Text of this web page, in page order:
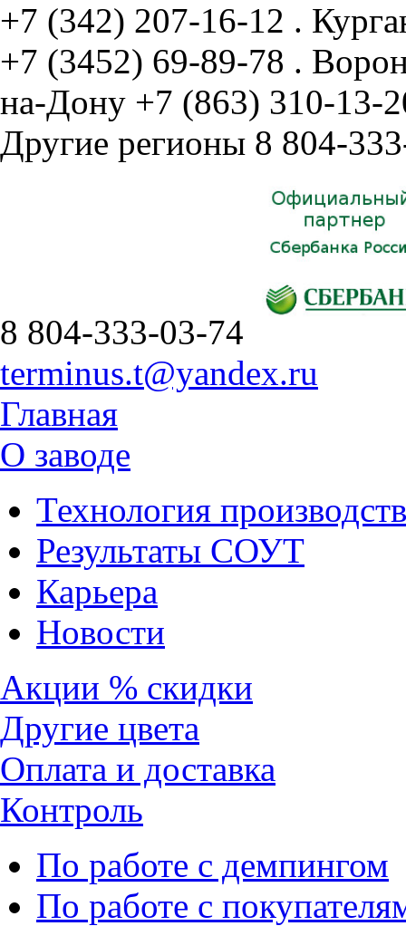
+7 (342) 207-16-12 .
+7 (3452) 69-89-78 .
на-Дону +7 (863) 310-13-
Другие регионы 8 804-
8 804-333-03-74
terminus.t@yandex.ru
Главная
О заводе
Технология
Результаты СОУТ
Карьера
Новости
Акции % скидки
Другие цвета
Оплата и доставка
Контроль
По работе с демпингом
По работе с